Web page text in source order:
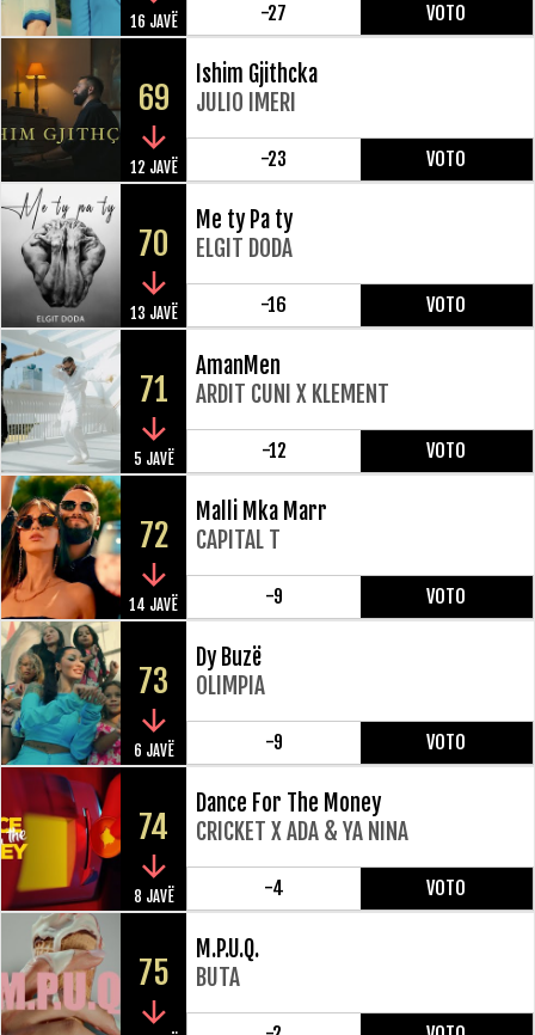
16 JAVË -27 VOTO
69
12 JAVË
Ishim Gjithcka
JULIO IMERI
-23 VOTO
70
13 JAVË
Me ty Pa ty
ELGIT DODA
-16 VOTO
71
5 JAVË
AmanMen
ARDIT CUNI X KLEMENT
-12 VOTO
72
14 JAVË
Malli Mka Marr
CAPITAL T
-9 VOTO
73
6 JAVË
Dy Buzë
OLIMPIA
-9 VOTO
74
8 JAVË
Dance For The Money
CRICKET X ADA & YA NINA
-4 VOTO
75
M.P.U.Q.
BUTA